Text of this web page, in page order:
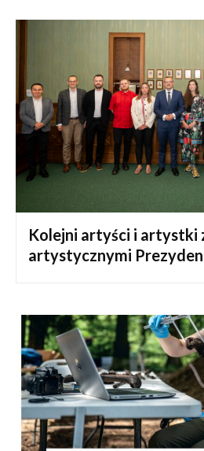
Kolejni artyści i artystki
artystycznymi